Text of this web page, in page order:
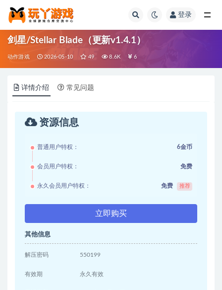
登录
剑星/Stellar Blade（更新v1.4.1）
动作游戏 2026-05-10 49 8.6K 6
详情介绍 常见问题
资源信息
普通用户特权： 6金币
会员用户特权： 免费
永久会员用户特权： 免费 推荐
立即购买
其他信息
解压密码 550199
有效期 永久有效